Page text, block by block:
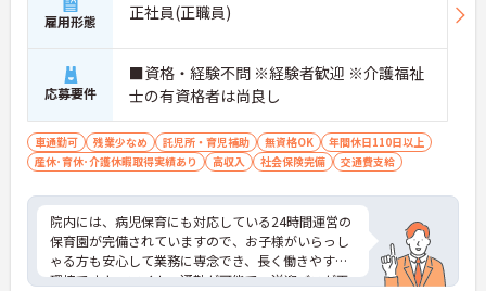
雇用形態 正社員(正職員)
応募要件
■資格・経験不問 ※経験者歓迎 ※介護福祉
士の有資格者は尚良し
車通勤可 残業少なめ 託児所・育児補助 無資格OK
年間休日110日以上
産休･育休･介護休暇取得実績あり
高収入 社会保険完備 交通費支給
院内には、病児保育にも対応している24時間運営の
保育園が完備されていますので、お子様がいらっし
ゃる方も安心して業務に専念でき、長く働きやすい
環境ですよ。マイカー通勤が可能で、送迎バスが王